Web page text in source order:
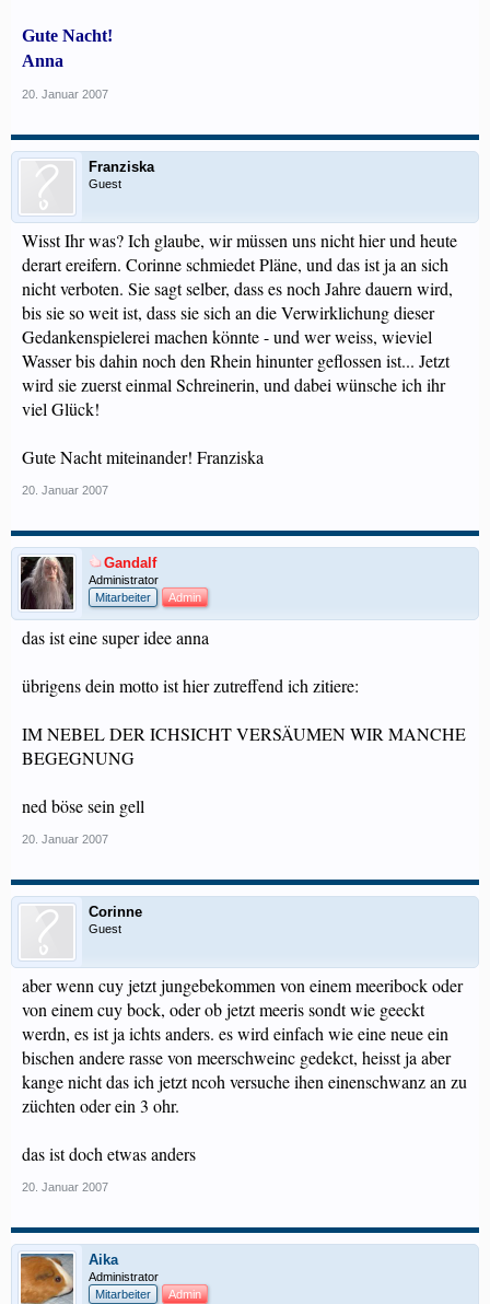
Gute Nacht!
Anna
20. Januar 2007
Franziska
Guest
Wisst Ihr was? Ich glaube, wir müssen uns nicht hier und heute
derart ereifern. Corinne schmiedet Pläne, und das ist ja an sich
nicht verboten. Sie sagt selber, dass es noch Jahre dauern wird,
bis sie so weit ist, dass sie sich an die Verwirklichung dieser
Gedankenspielerei machen könnte - und wer weiss, wieviel
Wasser bis dahin noch den Rhein hinunter geflossen ist... Jetzt
wird sie zuerst einmal Schreinerin, und dabei wünsche ich ihr
viel Glück!
Gute Nacht miteinander! Franziska
20. Januar 2007
Gandalf
Administrator
Mitarbeiter
Admin
das ist eine super idee anna
übrigens dein motto ist hier zutreffend ich zitiere:
IM NEBEL DER ICHSICHT VERSÄUMEN WIR MANCHE
BEGEGNUNG
ned böse sein gell
20. Januar 2007
Corinne
Guest
aber wenn cuy jetzt jungebekommen von einem meeribock oder
von einem cuy bock, oder ob jetzt meeris sondt wie geeckt
werdn, es ist ja ichts anders. es wird einfach wie eine neue ein
bischen andere rasse von meerschweinc gedekct, heisst ja aber
kange nicht das ich jetzt ncoh versuche ihen einenschwanz an zu
züchten oder ein 3 ohr.
das ist doch etwas anders
20. Januar 2007
Aika
Administrator
Mitarbeiter
Admin